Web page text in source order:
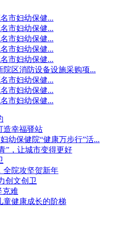
市妇幼保健...
市妇幼保健...
市妇幼保健...
市妇幼保健...
市妇幼保健...
院区消防设备设施采购项...
市妇幼保健...
市妇幼保健...
市妇幼保健...
造幸福驿站
幼保健院“健康万步行”活...
”，让城市变得更好
全院攻坚贺新年
创文创卫
克难
童健康成长的阶梯